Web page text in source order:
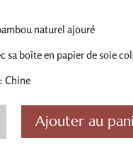
naturel ajouré
sa boîte en papier de soie
Chine
Ajouter au